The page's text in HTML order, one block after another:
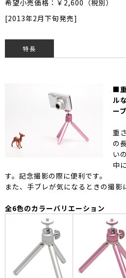
希望小売価格：￥2,600（税別）
[2013年2月下旬発売]
特長
■
ル
ー
重
の
い
中
す。記念撮影の際に便利です。
また、手ブレが気になるときの撮影
全6色のカラーバリエーション